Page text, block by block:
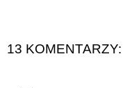
13 KOMENTARZY: